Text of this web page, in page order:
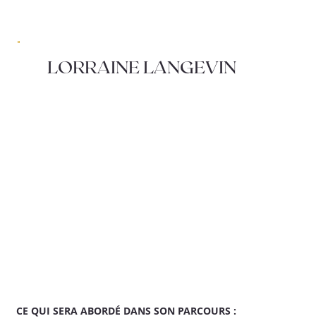
LORRAINE LANGEVIN
CE QUI SERA ABORDÉ DANS SON PARCOURS :